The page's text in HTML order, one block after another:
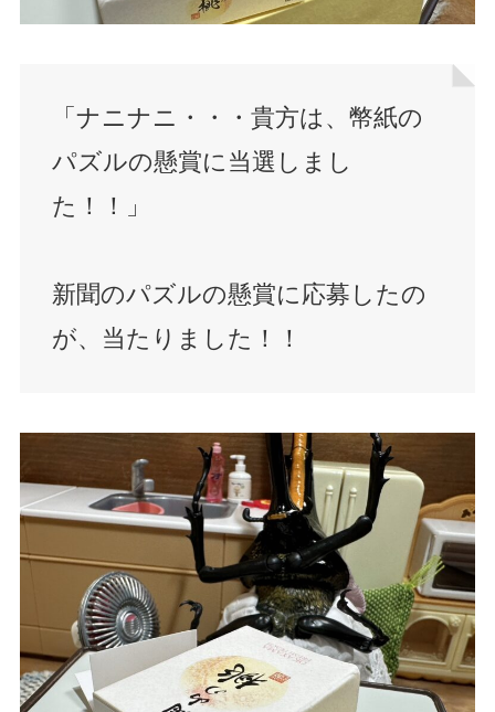
「ナニナニ・・・貴方は、幣紙の
パズルの懸賞に当選しまし
た！！」
新聞のパズルの懸賞に応募したの
が、当たりました！！